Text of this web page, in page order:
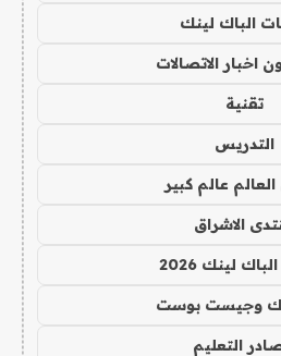
الباك لينك
اخبار الاتصالات
تقنية
التدريس
عالم كبير
الاشراق
لينك 2026
وجيست بوست
التعليم